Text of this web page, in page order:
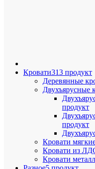
Кровати313 продукт
Деревянные
Двухъярусные
продукт
продукт
Кровати
Кровати из
Кровати